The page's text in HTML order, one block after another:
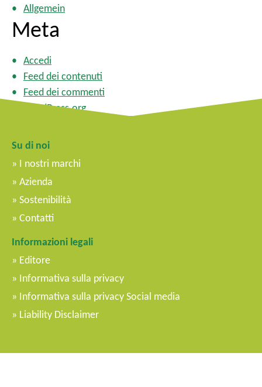
Allgemein
Meta
Accedi
Feed dei contenuti
Feed dei commenti
WordPress.org
Su di noi
I nostri marchi
Azienda
Sostenibilità
Contatti
Informazioni legali
Editore
Informativa sulla privacy
Informativa sulla privacy Social media
Liability Disclaimer